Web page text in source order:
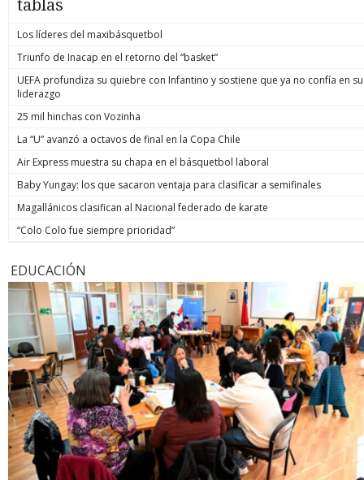
tablas
Los líderes del maxibásquetbol
Triunfo de Inacap en el retorno del “basket”
UEFA profundiza su quiebre con Infantino y sostiene que ya no confía en su
liderazgo
25 mil hinchas con Vozinha
La “U” avanzó a octavos de final en la Copa Chile
Air Express muestra su chapa en el básquetbol laboral
Baby Yungay: los que sacaron ventaja para clasificar a semifinales
Magallánicos clasifican al Nacional federado de karate
“Colo Colo fue siempre prioridad”
EDUCACIÓN